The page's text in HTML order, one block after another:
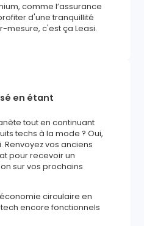
comme l’assurance
d'une tranquillité
mesure, c'est ça Leasi.
en étant
tout en continuant
techs à la mode ? Oui,
Renvoyez vos anciens
pour recevoir un
sur vos prochains
circulaire en
encore fonctionnels